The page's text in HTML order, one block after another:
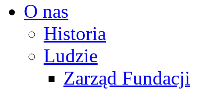
O nas
Historia
Ludzie
Zarząd Fundacji